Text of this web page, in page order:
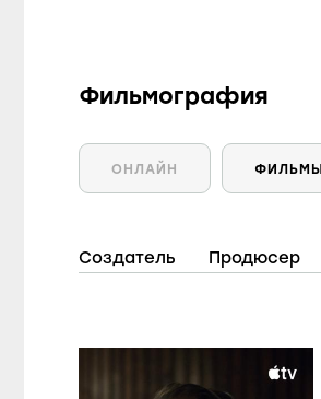
Фильмография
ОНЛАЙН ФИЛЬМЫ
Создатель Продюсер